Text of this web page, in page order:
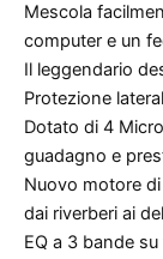
Mescola
computer e un
Il leggendario
Protezione
Dotato di 4
guadagno e
Nuovo motore
dai riverberi ai
EQ a 3 bande